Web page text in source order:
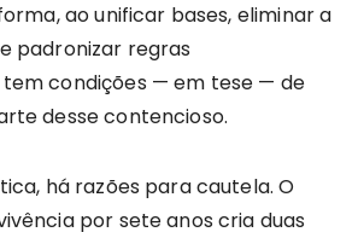
ao unificar bases, eliminar a
padronizar regras
condições — em tese — de
desse contencioso.
há razões para cautela. O
por sete anos cria duas